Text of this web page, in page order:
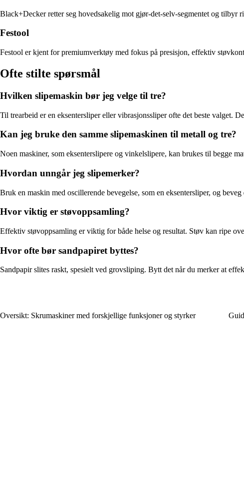
Black+Decker retter seg hovedsakelig mot gjør-det-selv-segmentet og tilbyr
Festool
Festool er kjent for premiumverktøy med fokus på presisjon, effektiv
Ofte stilte spørsmål
Hvilken slipemaskin bør jeg velge til tre?
Til trearbeid er en eksentersliper eller vibrasjonssliper ofte det beste valget.
Kan jeg bruke den samme slipemaskinen til metall og tre?
Noen maskiner, som eksenterslipere og vinkelslipere, kan brukes til begge
Hvordan unngår jeg slipemerker?
Bruk en maskin med oscillerende bevegelse, som en eksentersliper, og
Hvor viktig er støvoppsamling?
Effektiv støvoppsamling er viktig for både helse og resultat. Støv kan ripe
Hvor ofte bør sandpapiret byttes?
Sandpapir slites raskt, spesielt ved grovsliping. Bytt det når du merker at
Oversikt: Skrumaskiner med forskjellige funksjoner og styrker